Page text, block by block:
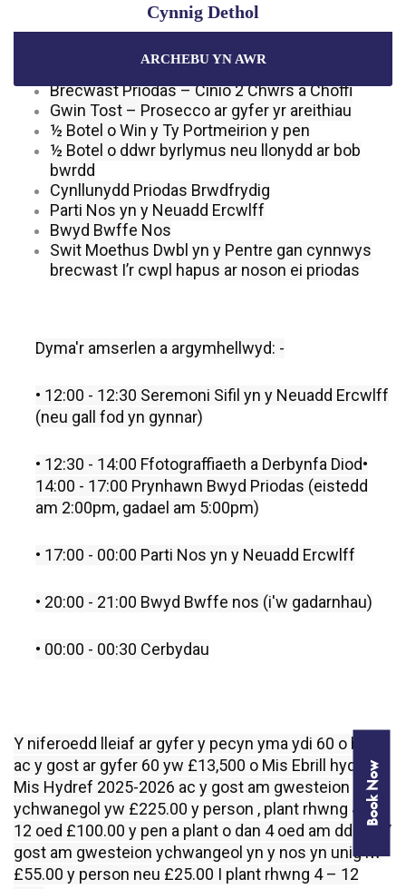
Seremoni Sifil yn y Neuadd Ercwlff
Diodydd Croeso – Prosecco neu Boteli Cwrw
Dewis o tri canape
Brecwast Priodas – Cinio 2 Chwrs a Choffi
Gwin Tost – Prosecco ar gyfer yr areithiau
½ Botel o Win y Ty Portmeirion y pen
½ Botel o ddwr byrlymus neu llonydd ar bob
bwrdd
Cynllunydd Priodas Brwdfrydig
Parti Nos yn y Neuadd Ercwlff
Bwyd Bwffe Nos
Swit Moethus Dwbl yn y Pentre gan cynnwys
brecwast I’r cwpl hapus ar noson ei priodas
Dyma'r amserlen a argymhellwyd: -
• 12:00 - 12:30 Seremoni Sifil yn y Neuadd Ercwlff
(neu gall fod yn gynnar)
• 12:30 - 14:00 Ffotograffiaeth a Derbynfa Diod•
14:00 - 17:00 Prynhawn Bwyd Priodas (eistedd
am 2:00pm, gadael am 5:00pm)
• 17:00 - 00:00 Parti Nos yn y Neuadd Ercwlff
• 20:00 - 21:00 Bwyd Bwffe nos (i'w gadarnhau)
• 00:00 - 00:30 Cerbydau
Y niferoedd lleiaf ar gyfer y pecyn yma ydi 60 o bobl
ac y gost ar gyfer 60 yw £13,500 o Mis Ebrill hyd at
Mis Hydref 2025-2026 ac y gost am gwesteion
ychwanegol yw £225.00 y person , plant rhwng 4 –
12 oed £100.00 y pen a plant o dan 4 oed am ddim . Y
gost am gwesteion ychwangeol yn y nos yn unig iw
£55.00 y person neu £25.00 I plant rhwng 4 – 12
Cynnig Dethol
Manteisiwch ar y prisiau gorau a chynigion arbennig
wrth archebu trwy'r wefan swyddogol.
Gwarantir y Pris Gorau
Cynigion Arbennig
Pecynnau Unigryw
ARCHEBU YN AWR
Book Now